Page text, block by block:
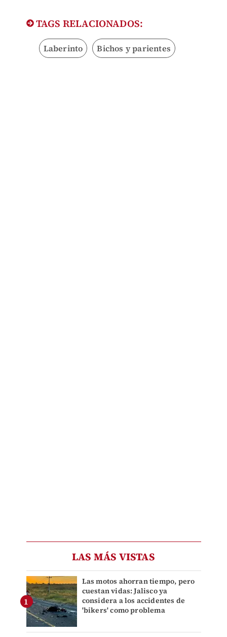
TAGS RELACIONADOS:
Laberinto Bichos y parientes
LAS MÁS VISTAS
Las motos ahorran tiempo, pero
cuestan vidas: Jalisco ya
considera a los accidentes de
'bikers' como problema